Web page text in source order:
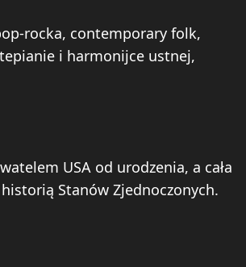
rocka, contemporary folk,
i harmonijce ustnej,
USA od urodzenia, a cała
Stanów Zjednoczonych.